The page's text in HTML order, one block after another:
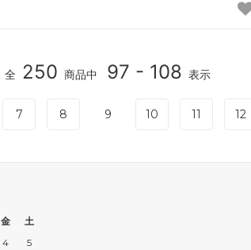
全 250 商品中 97 - 108 表示
7 8 9 10 11 12
金
土
4
5